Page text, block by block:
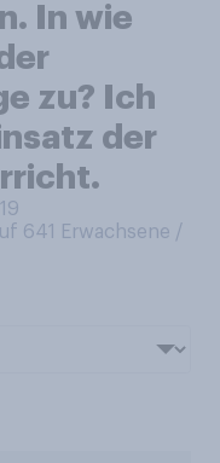
In wie
zu? Ich
der
641
Erwachsene /